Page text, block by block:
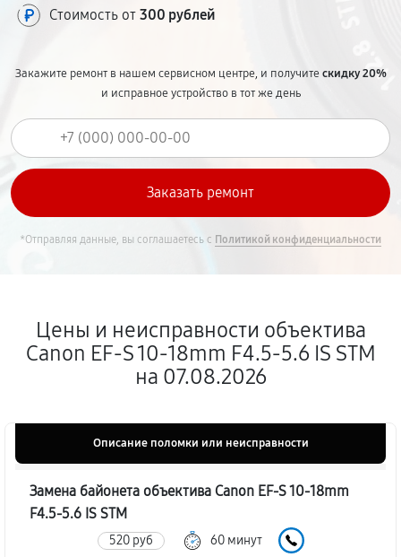
Стоимость от 300 рублей
Закажите ремонт в нашем сервисном центре, и получитескидку 20%
и исправное устройство в тот же день
*Отправляя данные, вы соглашаетесь с Политикой конфиденциальности
Цены и неисправности объектива
Canon EF-S 10-18mm F4.5-5.6 IS STM
на 07.08.2026
Описание поломки или неисправности
Замена байонета объектива Canon EF-S 10-18mm
F4.5-5.6 IS STM
520 руб 60 минут